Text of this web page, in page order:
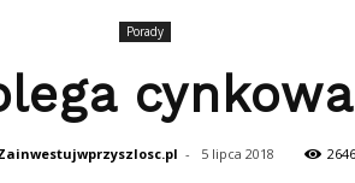
Porady
- 5 lipca 2018 2646